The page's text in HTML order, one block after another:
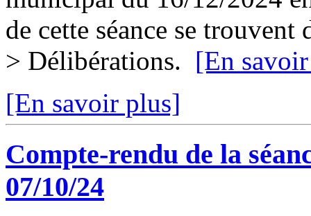
de cette séance se
> Délibérations. [En
[En savoir plus]
Compte-rendu de la
07/10/24